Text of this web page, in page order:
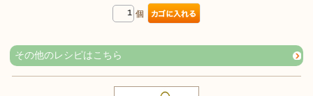
個
その他のレシピはこちら